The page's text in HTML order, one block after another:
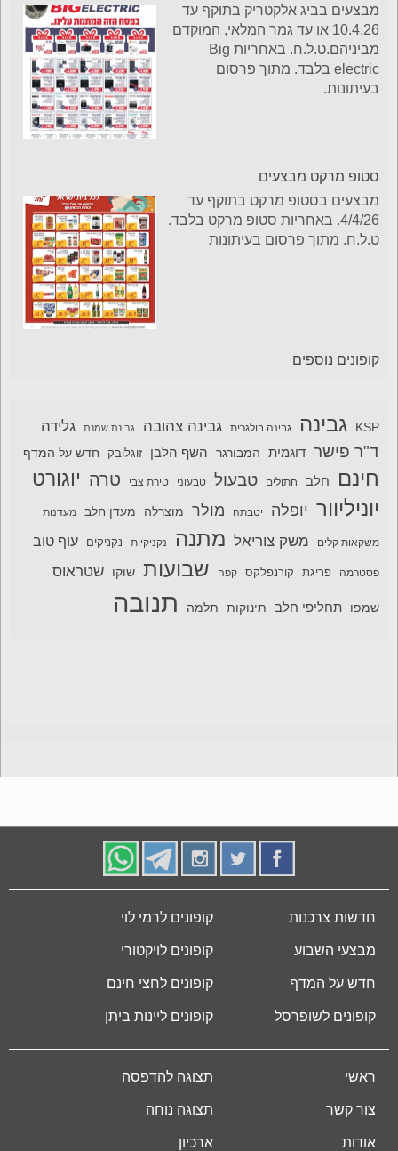
מבצעים בביג אלקטריק בתוקף עד
10.4.26 או עד גמר המלאי, המוקדם
מביניהם.ט.ל.ח. באחריות Big
electric בלבד. מתוך פרסום
בעיתונות.
סטופ מרקט מבצעים
מבצעים בסטופ מרקט בתוקף עד
4/4/26. באחריות סטופ מרקט בלבד.
ט.ל.ח. מתוך פרסום בעיתונות
קופונים נוספים
KSP גבינה גבינה בולגרית גבינה צהובה גבינת שמנת גלידה
ד"ר פישר דוגמית המבורגר השף הלבן זוגלובק חדש על המדף
חינם חלב חתולים טבעול טבעוני טירת צבי טרה יוגורט
יוניליוור יופלה יטבתה מולר מוצרלה מעדן חלב מעדנות
משקאות קלים משק צוריאל מתנה נקניקיות נקניקים עוף טוב
פסטרמה פריגת קורנפלקס קפה שבועות שוקו שטראוס
שמפו תחליפי חלב תינוקות תלמה תנובה
חדשות צרכנות
מבצעי השבוע
חדש על המדף
קופונים לשופרסל
קופונים לרמי לוי
קופונים לויקטורי
קופונים לחצי חינם
קופונים ליינות ביתן
ראשי
צור קשר
אודות
תצוגה להדפסה
תצוגה נוחה
ארכיון